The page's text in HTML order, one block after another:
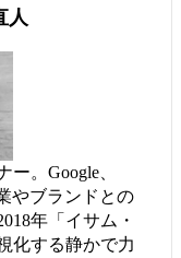
人
。Google、
やブランドとの
年「イサム・
化する静かで力